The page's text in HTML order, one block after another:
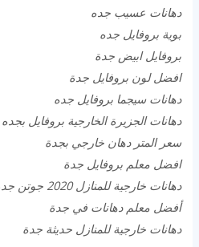
دهانات عسيب جده
بوية بروفايل جده
بروفايل ابيض جدة
افضل لون بروفايل جدة
دهانات سيجما بروفايل جده
دهانات الجزيرة الخارجية بروفايل بجده
سعر المتر دهان خارجي بجدة
افضل معلم بروفايل جدة
دهانات خارجية للمنازل 2020 جوتن جدة
أفضل معلم دهانات في جدة
دهانات خارجية للمنازل حديثة جدة